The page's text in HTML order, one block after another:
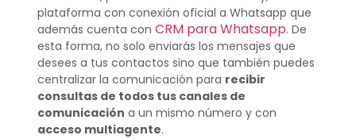
plataforma con conexión oficial a Whatsapp que
además cuenta con CRM para Whatsapp. De
esta forma, no solo enviarás los mensajes que
desees a tus contactos sino que también puedes
centralizar la comunicación para recibir
consultas de todos tus canales de
comunicación a un mismo número y con
acceso multiagente.